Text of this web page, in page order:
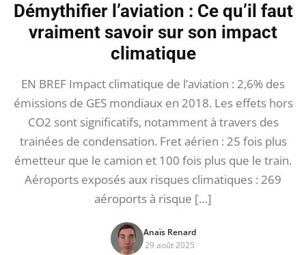
Démythifier l’aviation : Ce qu’il faut
vraiment savoir sur son impact
climatique
EN BREF Impact climatique de l’aviation : 2,6% des
émissions de GES mondiaux en 2018. Les effets hors
CO2 sont significatifs, notamment à travers des
trainées de condensation. Fret aérien : 25 fois plus
émetteur que le camion et 100 fois plus que le train.
Aéroports exposés aux risques climatiques : 269
aéroports à risque […]
Anaïs Renard
29 août 2025